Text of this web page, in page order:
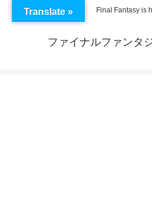
Final Fantasy is
ファイナルファンタ
Translate »